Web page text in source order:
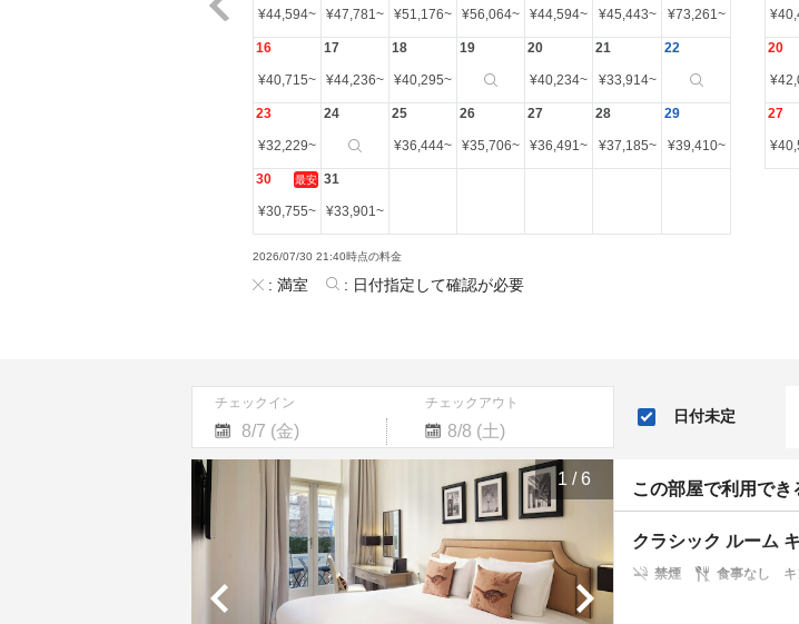
¥44,594~ ¥47,781~ ¥51,176~ ¥56,064~ ¥44,594~ ¥45,443~ ¥73,261~
16
¥40,715~
17
¥44,236~
18
¥40,295~
19 20
¥40,234~
21
¥33,914~
22
23
¥32,229~
24 25
¥36,444~
26
¥35,706~
27
¥36,491~
28
¥37,185~
29
¥39,410~
30 最安
¥30,755~
31
¥33,901~
¥
20
¥
27
¥
2026/07/30 21:40時点の料金
: 満室 : 日付指定して確認が必要
チェックイン チェックアウト
Navigate
forward
with
calendar
and
select
Navigate
backward
interact
the
calendar
and
日付未定
1 /6
この部屋で利用でき
クラシック ルーム
禁煙 食事なし